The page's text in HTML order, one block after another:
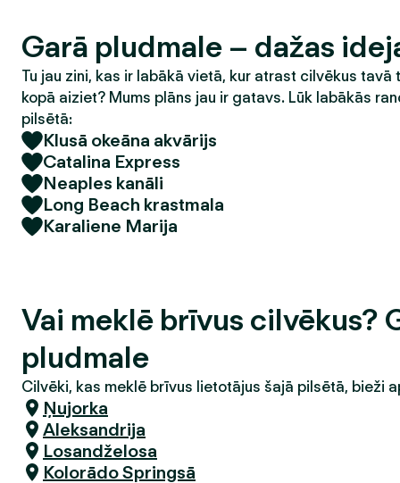
Garā pludmale – dažas
Tu jau zini, kas ir labākā vietā, kur atrast cilvēkus tavā
kopā aiziet? Mums plāns jau ir gatavs. Lūk labākās
pilsētā:
Klusā okeāna akvārijs
Catalina Express
Neaples kanāli
Long Beach krastmala
Karaliene Marija
Vai meklē brīvus cilvēkus?
pludmale
Cilvēki, kas meklē brīvus lietotājus šajā pilsētā, bieži
Ņujorka
Aleksandrija
Losandželosa
Kolorādo Springsā